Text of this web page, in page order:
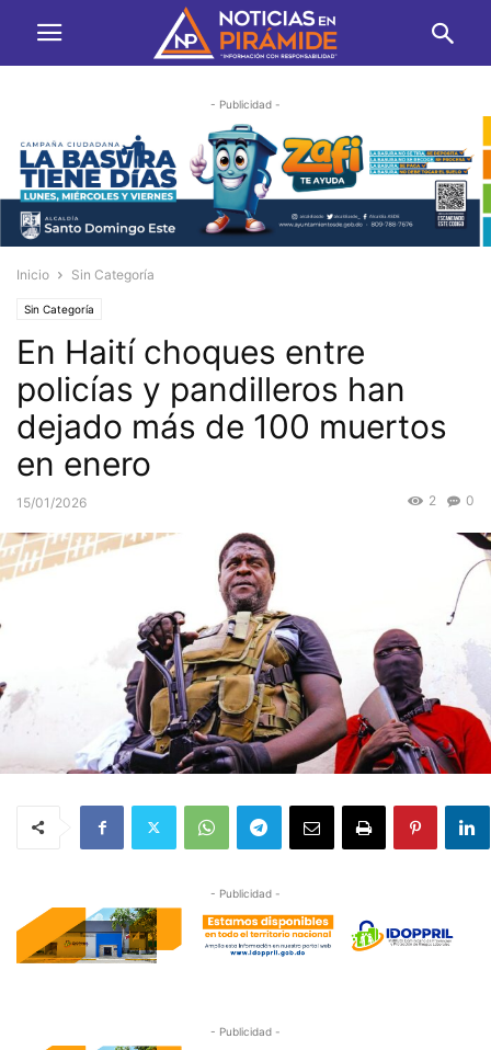
- Publicidad -
Inicio Sin Categoría
Sin Categoría
En Haití choques entre
policías y pandilleros han
dejado más de 100 muertos
en enero
15/01/2026 0
2
- Publicidad -
- Publicidad -